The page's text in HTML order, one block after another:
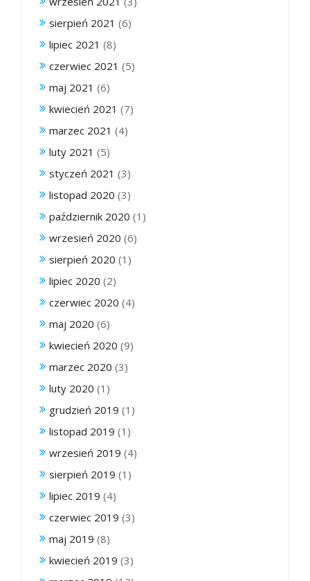
sierpień 2021 (6)
lipiec 2021 (8)
czerwiec 2021 (5)
maj 2021 (6)
kwiecień 2021 (7)
marzec 2021 (4)
luty 2021 (5)
styczeń 2021 (3)
listopad 2020 (3)
październik 2020 (1)
wrzesień 2020 (6)
sierpień 2020 (1)
lipiec 2020 (2)
czerwiec 2020 (4)
maj 2020 (6)
kwiecień 2020 (9)
marzec 2020 (3)
luty 2020 (1)
grudzień 2019 (1)
listopad 2019 (1)
wrzesień 2019 (4)
sierpień 2019 (1)
lipiec 2019 (4)
czerwiec 2019 (3)
maj 2019 (8)
kwiecień 2019 (3)